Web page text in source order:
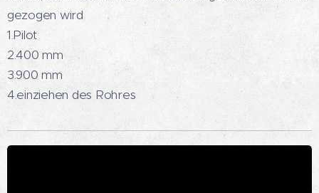
gezogen wird
1.Pilot
2.400 mm
3.900 mm
4.einziehen des Rohres